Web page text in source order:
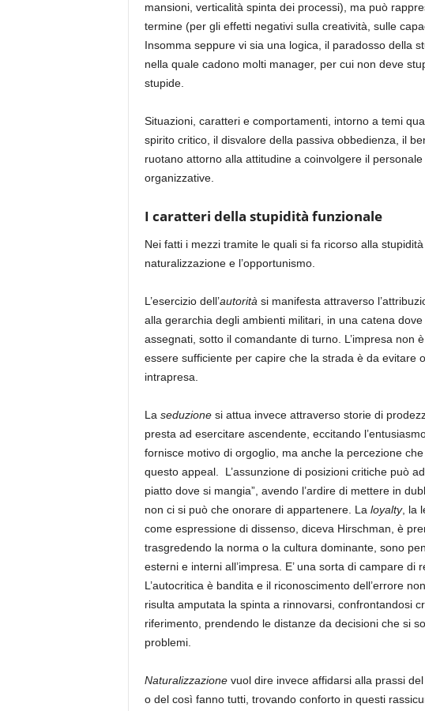
mansioni, verticalità spinta dei processi), ma può
termine (per gli effetti negativi sulla creatività, sulle
Insomma seppure vi sia una logica, il paradosso della
nella quale cadono molti manager, per cui non deve
stupide.
Situazioni, caratteri e comportamenti, intorno a temi
spirito critico, il disvalore della passiva obbedienza, il
ruotano attorno alla attitudine a coinvolgere il
organizzative.
I caratteri della stupidità funzionale
Nei fatti i mezzi tramite le quali si fa ricorso alla
naturalizzazione e l’opportunismo.
L’esercizio dell’autorità si manifesta attraverso
alla gerarchia degli ambienti militari, in una catena
assegnati, sotto il comandante di turno. L’impresa non
essere sufficiente per capire che la strada è da evitare
intrapresa.
La seduzionesi attua invece attraverso storie di
presta ad esercitare ascendente, eccitando
fornisce motivo di orgoglio, ma anche la percezione
questo appeal.
L’assunzione di posizioni critiche può
piatto dove si mangia”, avendo l’ardire di mettere in
non ci si può che onorare di appartenere. La loyalty, la
come espressione di dissenso, diceva Hirschman, è
trasgredendo la norma o la cultura dominante, sono
esterni e interni all’impresa. E’ una sorta di campare di
L’autocritica è bandita e il riconoscimento dell’errore
risulta amputata la spinta a rinnovarsi, confrontandosi
riferimento, prendendo le distanze da decisioni che si
problemi.
Naturalizzazionevuol dire invece affidarsi alla prassi
o del così fanno tutti, trovando conforto in questi